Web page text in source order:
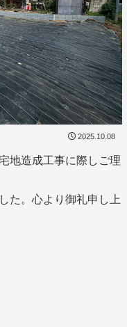
2025.10.08
地造成工事に際しご理
た。心より御礼申し上